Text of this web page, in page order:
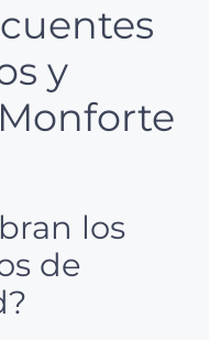
y
los
de